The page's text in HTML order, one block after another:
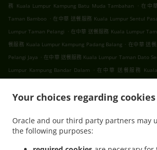
Your choices regarding
Oracle and our third party partners may
the following purposes:
務 Kuala Lumpur Kampung Batu Muda Tambahan
. 在中
Taman Bamboo . 在中華 送餐服務 Kuala Lumpur Sentul
Lumpur Taman Pelangi . 在中華 送餐服務 Kuala Lumpur
餐服務 Kuala Lumpur Kampung Padang Balang . 在中華 送
Pelangi Jaya . 在中華 送餐服務 Kuala Lumpur Taman Dato
Lumpur Kampung Bandar Dalam
. 在中華 送餐服務
Gombak . 在中華 送餐服務 Kuala Lumpur . 在中華 送餐服務
在中華 送餐服務 吉隆坡 白沙罗高原 . 在中華 送餐服務 吉隆
服務 吉隆坡 国联花园 . 在中華 送餐服務 吉隆坡 彩虹花园
在中華 送餐服務 吉隆坡
在中華 送餐服務 Bukit Kerinchi